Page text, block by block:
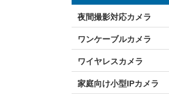
夜間撮影対応カメラ
ワンケーブルカメラ
ワイヤレスカメラ
家庭向け小型IPカメラ